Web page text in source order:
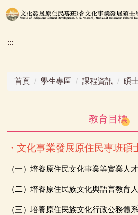
跳
到
要
:::
首頁 學生專區 課程資訊 碩
教育目標
・文化事業發展原住民專班碩
（一）培養原住民文化事業等實業人才
（二）培養原住民族文化與語言教育
（三）培養原住民族文化行政公務體